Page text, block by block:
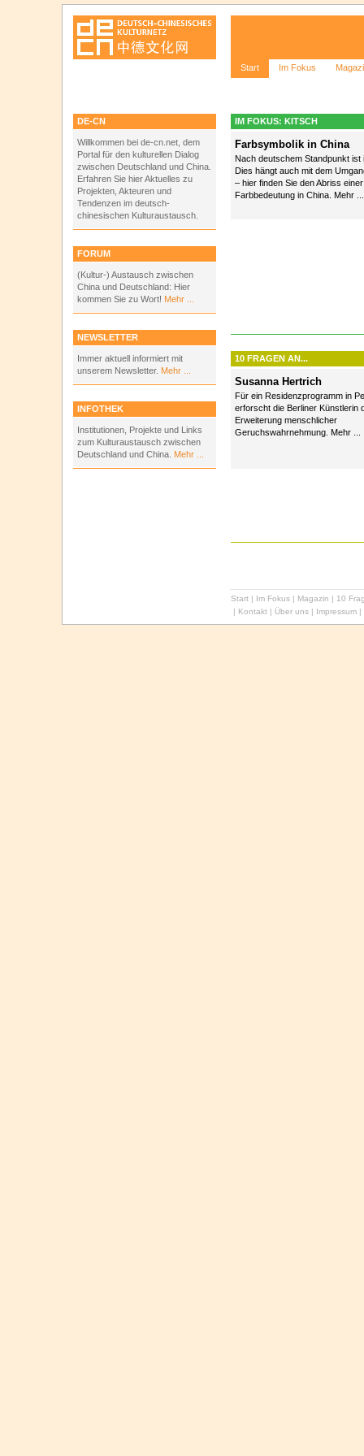
Start Im Fokus
DE-CN
Willkommen bei de-cn.net, dem
Portal für den kulturellen Dialog
zwischen Deutschland und China.
Erfahren Sie hier Aktuelles zu
Projekten, Akteuren und
Tendenzen im deutsch-
chinesischen Kulturaustausch.
FORUM
(Kultur-) Austausch zwischen
China und Deutschland: Hier
kommen Sie zu Wort! Mehr ...
NEWSLETTER
Immer aktuell informiert mit
unserem Newsletter. Mehr ...
INFOTHEK
Institutionen, Projekte und Links
zum Kulturaustausch zwischen
Deutschland und China. Mehr ...
IM FOKUS: KITSCH
Farbsymbolik in China
Nach deutschem Standpunkt ist
Dies hängt auch mit dem
– hier finden Sie den Abriss
Farbbedeutung in China. Mehr ...
10 FRAGEN AN...
Susanna Hertrich
Für ein Residenzprogramm in
erforscht die Berliner Künstlerin
Erweiterung menschlicher
Geruchswahrnehmung. Mehr ...
Start | Im Fokus | Magazin | 10
| Kontakt | Über uns | Impressum |